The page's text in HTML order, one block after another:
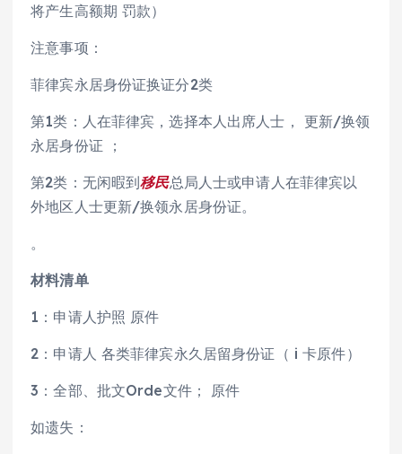
将产生高额期 罚款）
注意事项：
菲律宾永居身份证换证分2类
第1类：人在菲律宾，选择本人出席人士， 更新/换领
永居身份证 ；
第2类：无闲暇到移民总局人士或申请人在菲律宾以
外地区人士更新/换领永居身份证。
。
材料清单
1：申请人护照 原件
2：申请人 各类菲律宾永久居留身份证（ i 卡原件）
3：全部、批文Orde文件； 原件
如遗失：